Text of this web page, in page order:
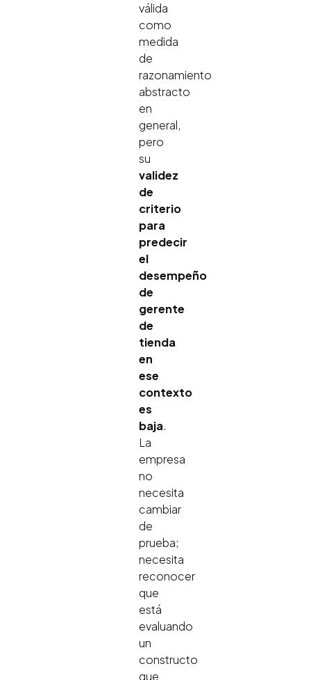
válida
como
medida
de
razonamiento
abstracto
en
general,
pero
su
validez
de
criterio
para
predecir
el
desempeño
de
gerente
de
tienda
en
ese
contexto
es
baja.
La
empresa
no
necesita
cambiar
de
prueba;
necesita
reconocer
que
está
evaluando
un
constructo
que